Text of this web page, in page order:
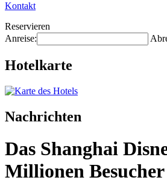
Kontakt
Reservieren
Anreise:
Hotelkarte
Nachrichten
Das Shanghai
Millionen